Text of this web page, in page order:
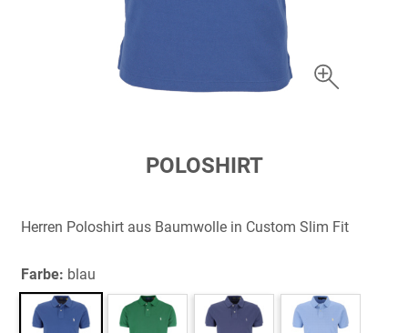
springen
POLOSHIRT
Herren Poloshirt aus Baumwolle in Custom Slim Fit
Farbe: blau